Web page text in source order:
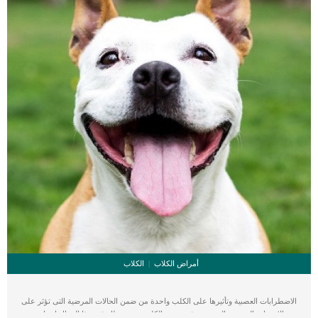
_غير عدوانية ولا […]
أمراض الكلاب الكلاب
الاضطرابات العصبية وتأثيرها على الكلب واحدة من ضمن الحالات المرضية التى تؤثر على
الاعصاب المتعددة الموجودة فى جسم الكلب. سنقدم لك فى هذا المقال اعراض